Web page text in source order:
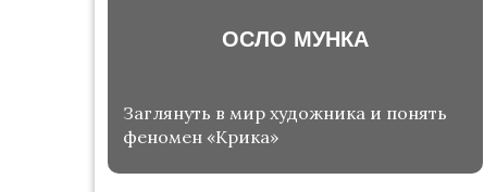
ОСЛО МУНКА
Заглянуть в мир художника и понять
феномен «Крика»